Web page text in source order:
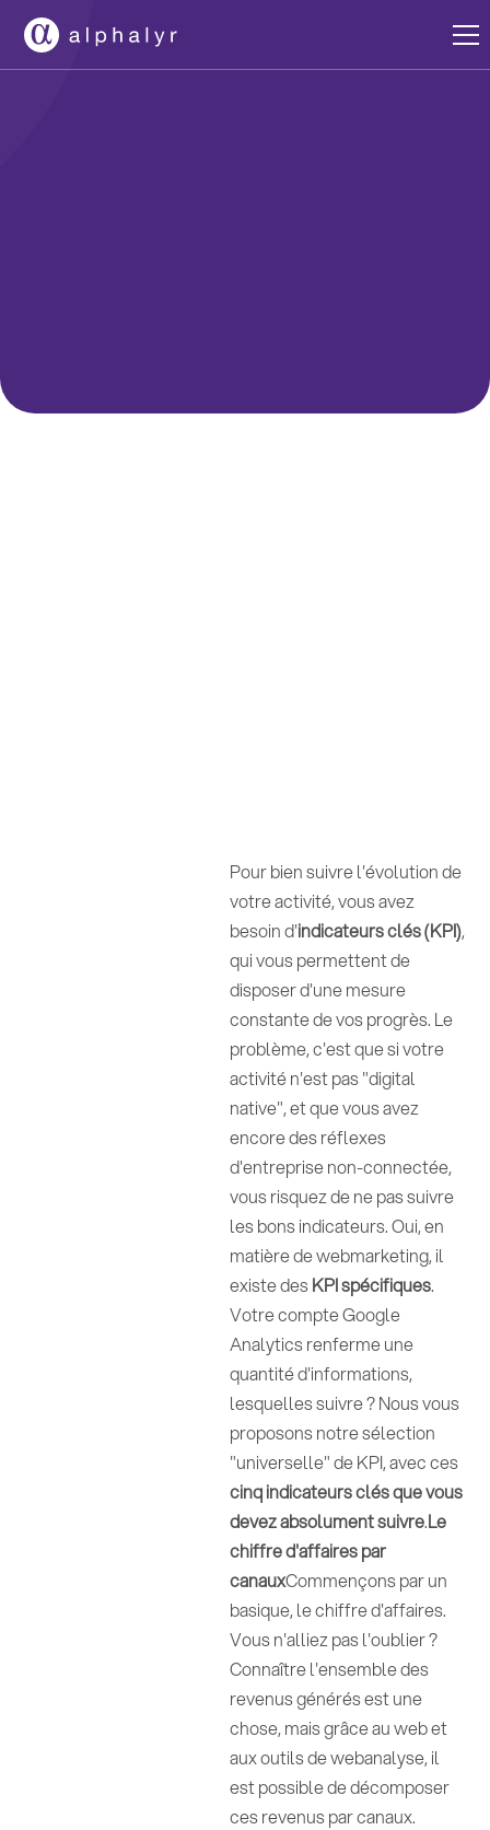
Pour bien suivre l'évolution de
votre activité, vous avez
besoin d'indicateurs clés (KPI),
qui vous permettent de
disposer d'une mesure
constante de vos progrès. Le
problème, c'est que si votre
activité n'est pas "digital
native", et que vous avez
encore des réflexes
d'entreprise non-connectée,
vous risquez de ne pas suivre
les bons indicateurs. Oui, en
matière de webmarketing, il
existe desKPI spécifiques.
Votre compte Google
Analytics renferme une
quantité d'informations,
lesquelles suivre ? Nous vous
proposons notre sélection
"universelle" de KPI, avec ces
cinq indicateurs clés que vous
devez absolument suivre.Le
chiffre d'affaires par
canauxCommençons par un
basique, le chiffre d'affaires.
Vous n'alliez pas l'oublier ?
Connaître l'ensemble des
revenus générés est une
chose, mais grâce au web et
aux outils de webanalyse, il
est possible de décomposer
ces revenus par canaux.